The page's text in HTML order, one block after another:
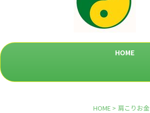
HOME
HOME > 肩こりお金